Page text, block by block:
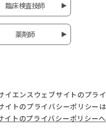
臨床検査技師
薬剤師
エンスウェブサイトのプラ
トのプライバシーポリシー
イトのプライバシーポリシー